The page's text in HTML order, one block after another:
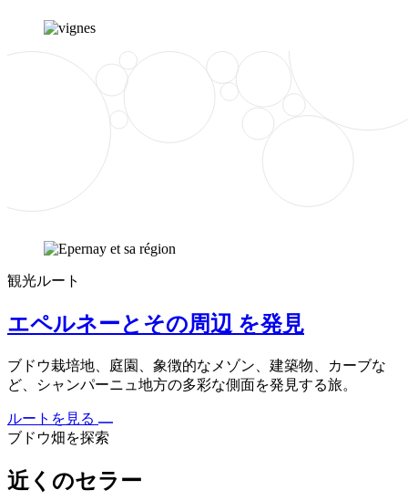
観光ルート
エペルネーとその周辺 を発見
ブドウ栽培地、庭園、象徴的なメゾン、建築物、カーブな
ど、シャンパーニュ地方の多彩な側面を発見する旅。
ルートを見る
ブドウ畑を探索
近くのセラー